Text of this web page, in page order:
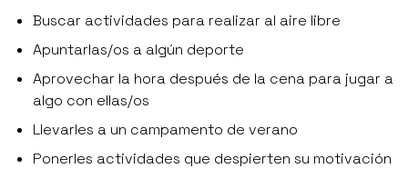
Buscar actividades para realizar al aire libre
Apuntarlas/os a algún deporte
Aprovechar la hora después de la cena para jugar a
algo con ellas/os
Llevarles a un campamento de verano
Ponerles actividades que despierten su motivación